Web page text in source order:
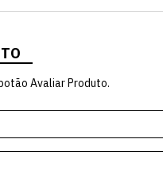
Avaliar Produto.